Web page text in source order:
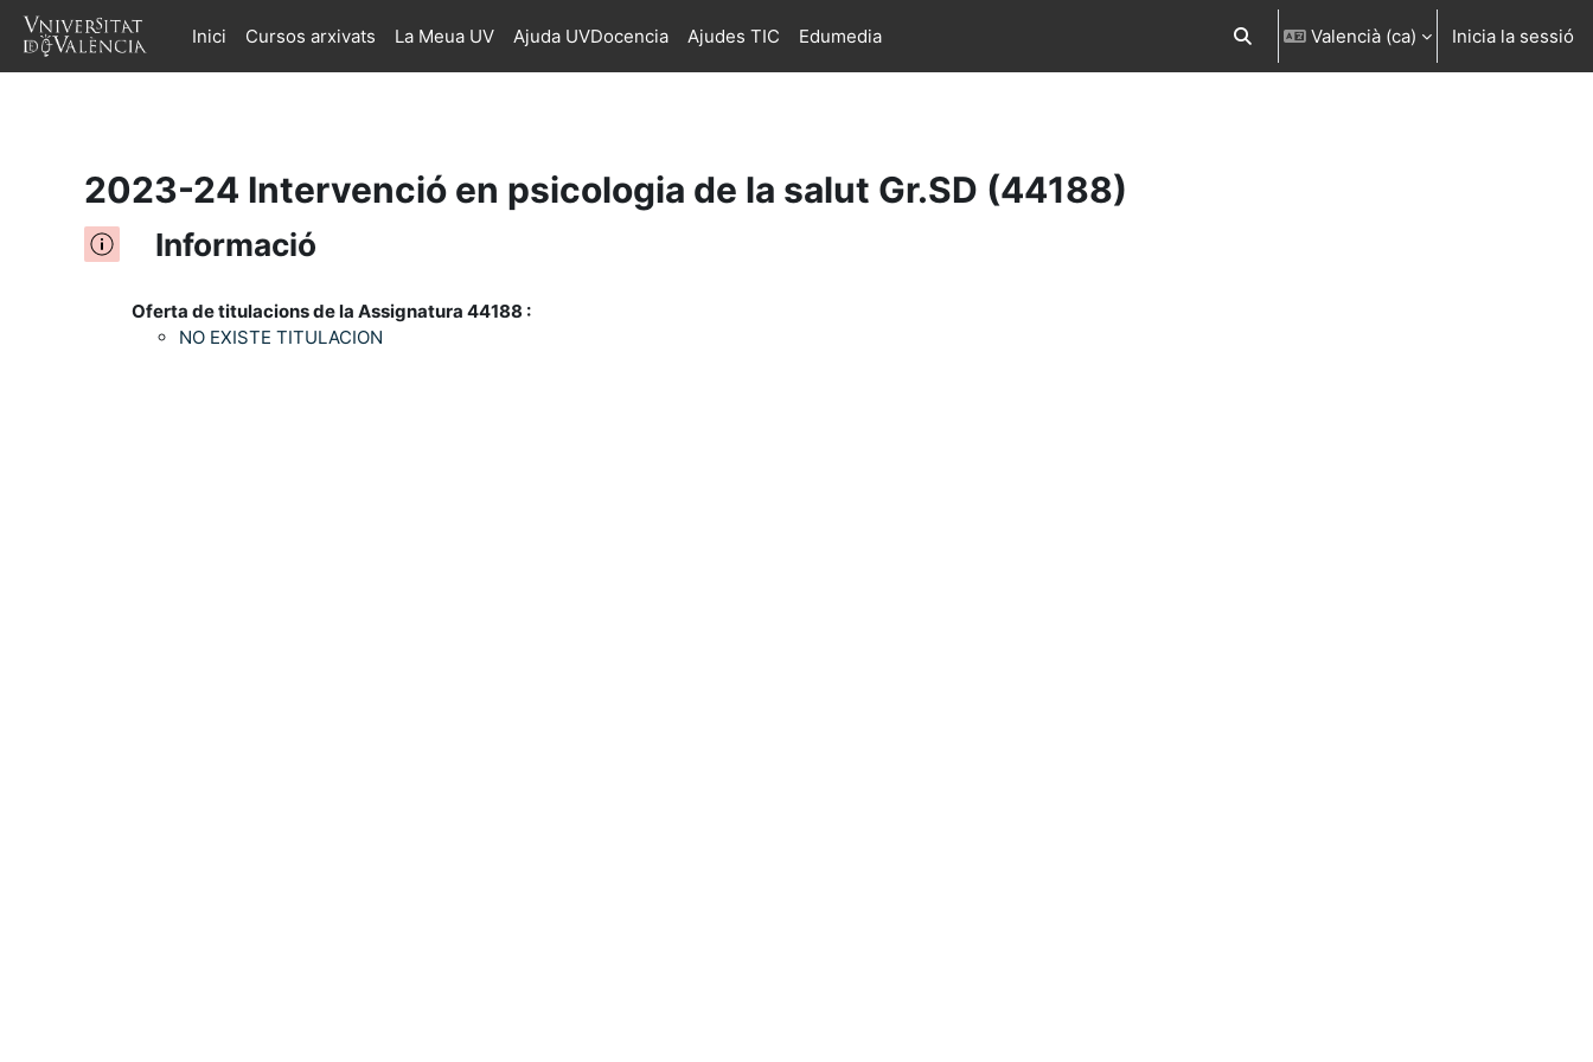
Ves al contingut principalInici Cursos arxivats La Meua UV Ajuda UVDocencia Ajudes TIC Edumedia Commuta l'entrada de la cerca
Valencià ‎(ca)‎ Inicia la sessió
2023-24 Intervenció en psicologia de la salut Gr.SD (44188)
Informació
Oferta de titulacions de la Assignatura 44188 :
NO EXISTE TITULACION